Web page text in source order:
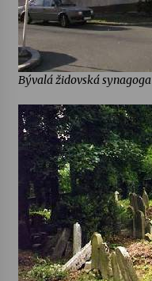
Bývalá židovská synagoga